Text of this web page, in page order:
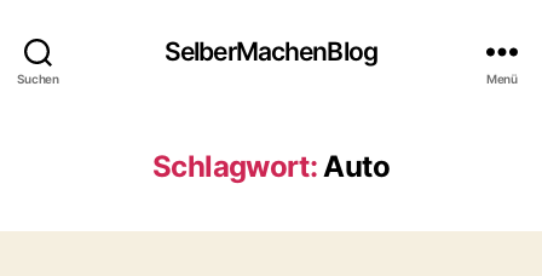
Suchen
SelberMachenBlog
Menü
Schlagwort:Auto